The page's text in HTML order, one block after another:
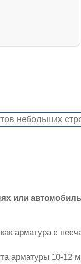
небольших
или
арматура с
арматуры 10-12